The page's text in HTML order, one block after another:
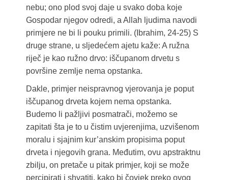
nebu; ono plod svoj daje u svako doba koje
Gospodar njegov odredi, a Allah ljudima navodi
primjere ne bi li pouku primili. (Ibrahim, 24-25) S
druge strane, u sljedećem ajetu kaže: A ružna
riječ je kao ružno drvo: iščupanom drvetu s
površine zemlje nema opstanka.
Dakle, primjer neispravnog vjerovanja je poput
iščupanog drveta kojem nema opstanka.
Budemo li pažljivi posmatrači, možemo se
zapitati šta je to u čistim uvjerenjima, uzvišenom
moralu i sjajnim kur’anskim propisima poput
drveta i njegovih grana. Međutim, ovu apstraktnu
zbilju, on pretače u pitak primjer, koji se može
percipirati i shvatiti, kako bi čovjek preko ovog